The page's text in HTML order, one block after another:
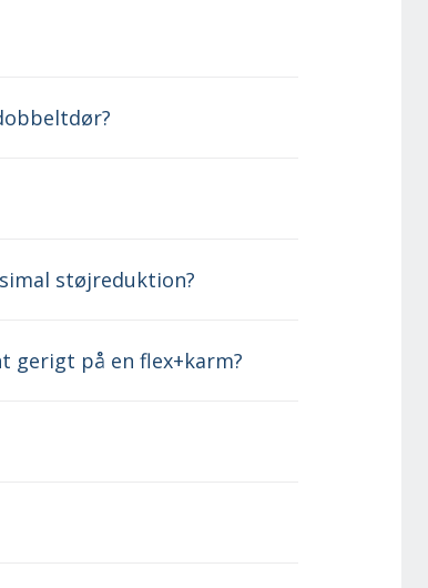
støjreduktion?
gerigt på en flex+karm?